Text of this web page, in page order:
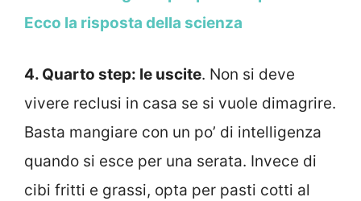
Ecco la risposta della scienza
4. Quarto step: le uscite. Non si deve
vivere reclusi in casa se si vuole dimagrire.
Basta mangiare con un po’ di intelligenza
quando si esce per una serata. Invece di
cibi fritti e grassi, opta per pasti cotti al